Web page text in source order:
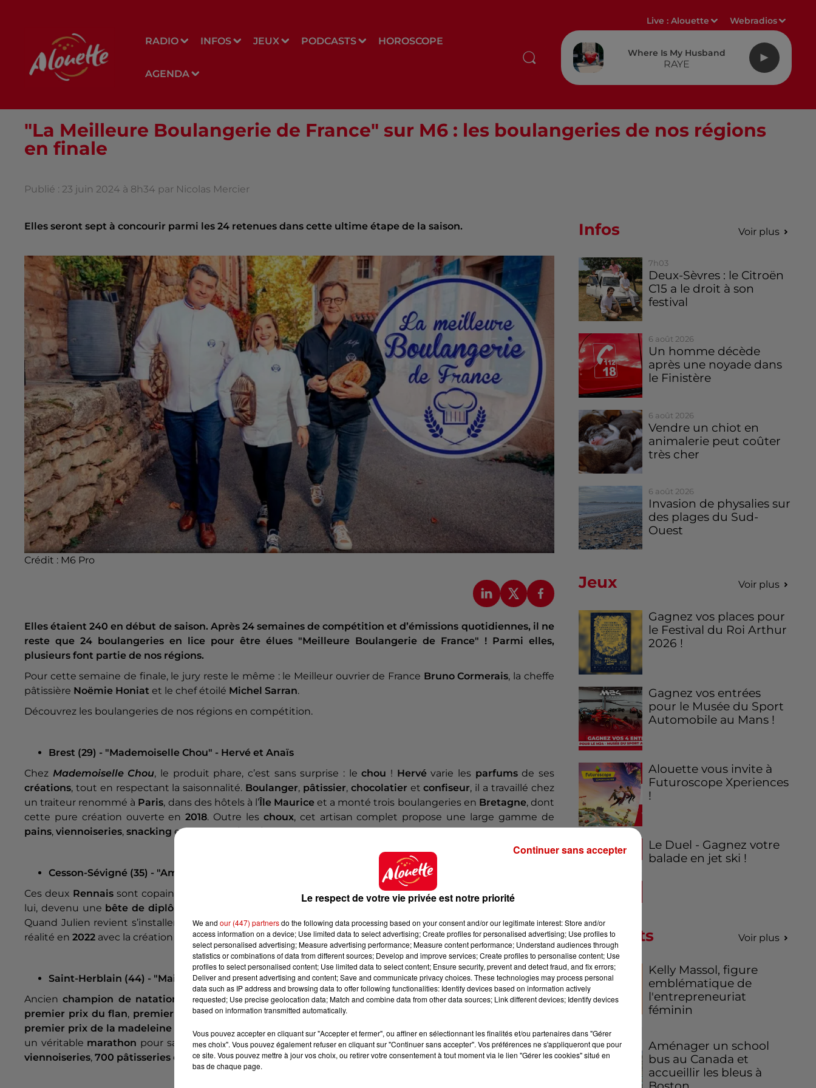
RADIO INFOS JEUX PODCASTS HOROSCOPE
AGENDA
Live :Alouette Webradios
Where Is My Husband
RAYE
"La Meilleure Boulangerie de France" sur M6 : les boulangeries de nos régions
en finale
Publié : 23 juin 2024 à 8h34 par Nicolas Mercier
Elles seront sept à concourir parmi les 24 retenues dans cette ultime étape de la saison.
Crédit : M6 Pro
Elles étaient 240 en début de saison. Après 24 semaines de compétition et d’émissions quotidiennes, il ne
reste que 24 boulangeries en lice pour être élues "Meilleure Boulangerie de France" ! Parmi elles,
plusieurs font partie de nos régions.
Pour cette semaine de finale, le jury reste le même : le Meilleur ouvrier de France Bruno Cormerais, la cheffe
pâtissière Noëmie Honiat et le chef étoilé Michel Sarran.
Découvrez les boulangeries de nos régions en compétition.
Brest (29) - "Mademoiselle Chou" - Hervé et Anaïs
Chez Mademoiselle Chou, le produit phare, c’est sans surprise : lechou ! Hervévarie les parfumsde ses
créations, tout en respectant la saisonnalité. Boulanger, pâtissier, chocolatier etconfiseur, il a travaillé chez
un traiteur renommé à Paris, dans des hôtels à l’Île Maurice et a monté trois boulangeries en Bretagne, dont
cette pure création ouverte en2018. Outre les choux, cet artisan complet propose une large gamme de
pains, viennoiseries, snacking et autrespâtisseriesde haute volée.
Cesson-Sévigné (35) - "Amande" - Kévin et Julien
Ces deux Rennaissont copains depuis l'enfance. Julien est parti à Paris pour devenirconsultant; Kevin est,
lui, devenu une bête de diplômes
Quand Julien revient s’installer dans le coin, nos deux camarades décident des’associer. Leur rêve devient
réalité en 2022 avec la création de leurboulangerie-pâtisserie! Leur crédo ? Laqualitéet lelocavore!
Saint-Herblain (44) - "Maison Cloarec" - Rémy
Ancienchampion de natation
, Rémy collectionne aujourd'hui les médailles et les trophées boulangers :
premier prix du flan, premier prix du croissant ,deuxième prix de la baguette
premier prix de la madeleine catégorie apprentis
. Chaque jour, son équipe de 38 personnes
se lance dans
un véritable marathon pour satisfaire la demande. Ils produisent quotidiennement1 500 baguettes,2 500
viennoiseries, 700 pâtisseries et 400 snacking!
Infos Voir plus
7h03
Deux-Sèvres : le Citroën
C15 a le droit à son
festival
6 août 2026
Un homme décède
après une noyade dans
le Finistère
6 août 2026
Vendre un chiot en
animalerie peut coûter
très cher
6 août 2026
Invasion de physalies sur
des plages du Sud-
Ouest
Jeux Voir plus
Gagnez vos places pour
le Festival du Roi Arthur
2026 !
Gagnez vos entrées
pour le Musée du Sport
Automobile au Mans !
Alouette vous invite à
Futuroscope Xperiences
!
Le Duel - Gagnez votre
balade en jet ski !
Podcasts Voir plus
Kelly Massol, figure
emblématique de
l'entrepreneuriat
féminin
Aménager un school
bus au Canada et
accueillir les bleus à
Le respect de votre vie privée est notre priorité
We and our (447) partnersdo the following data processing based on your consent and/or our legitimate interest: Store and/or
access information on a device; Use limited data to select advertising; Create profiles for personalised advertising; Use profiles to
select personalised advertising; Measure advertising performance; Measure content performance; Understand audiences through
statistics or combinations of data from different sources; Develop and improve services; Create profiles to personalise content; Use
profiles to select personalised content; Use limited data to select content; Ensure security, prevent and detect fraud, and fix errors;
Deliver and present advertising and content; Save and communicate privacy choices. These technologies may process personal
data such as IP address and browsing data to offer following functionalities: Identify devices based on information actively
requested; Use precise geolocation data; Match and combine data from other data sources; Link different devices; Identify devices
based on information transmitted automatically.
Vous pouvez accepter en cliquant sur "Accepter et fermer", ou affiner en sélectionnant les finalités et/ou partenaires dans "Gérer
mes choix". Vous pouvez également refuser en cliquant sur "Continuer sans accepter". Vos préférences ne s'appliqueront que pour
ce site. Vous pouvez mettre à jour vos choix, ou retirer votre consentement à tout moment via le lien "Gérer les cookies" situé en
bas de chaque page.
Continuer sans accepter